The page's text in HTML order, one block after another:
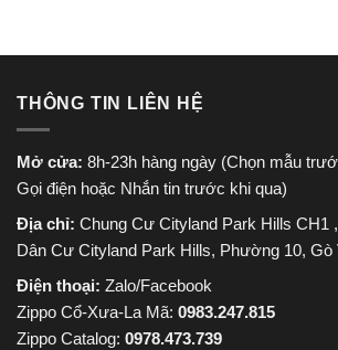
THÔNG TIN LIÊN HỆ
Mở cửa: 8h-23h hàng ngày (Chọn mẫu
Gọi điện hoặc Nhắn tin trước khi qua)
Địa chỉ: Chung Cư Cityland Park Hills
Dân Cư Cityland Park Hills, Phường 10, Gò
Điện thoại: Zalo/Facebook
Zippo Cổ-Xưa-La Mã: 0983.247.815
Zippo Catalog: 0978.473.739